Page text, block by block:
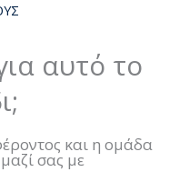
αυτό το
και η ομάδα
σας με